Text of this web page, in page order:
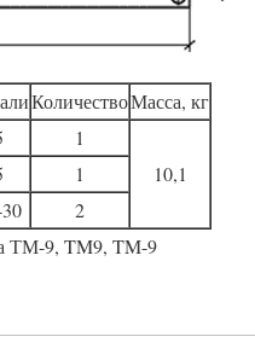
КоличествоМасса, кг
1
10,1
1
2
ТМ-9, TM9, TM-9